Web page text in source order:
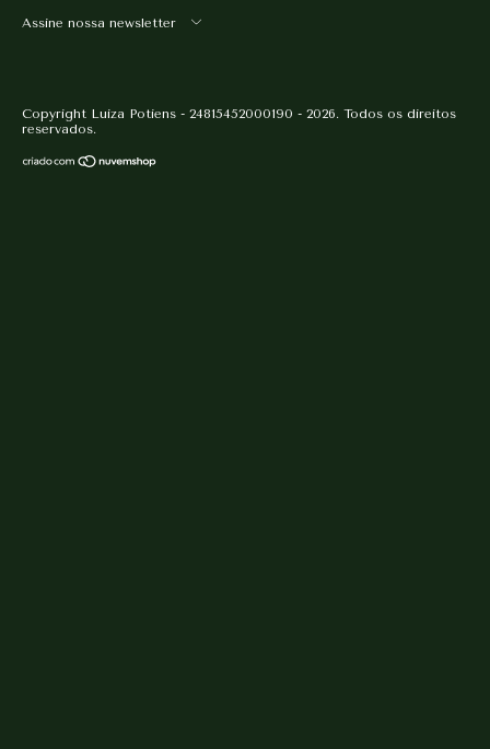
Assine nossa newsletter
Copyright Luiza Potiens - 24815452000190 - 2026. Todos os direitos
reservados.